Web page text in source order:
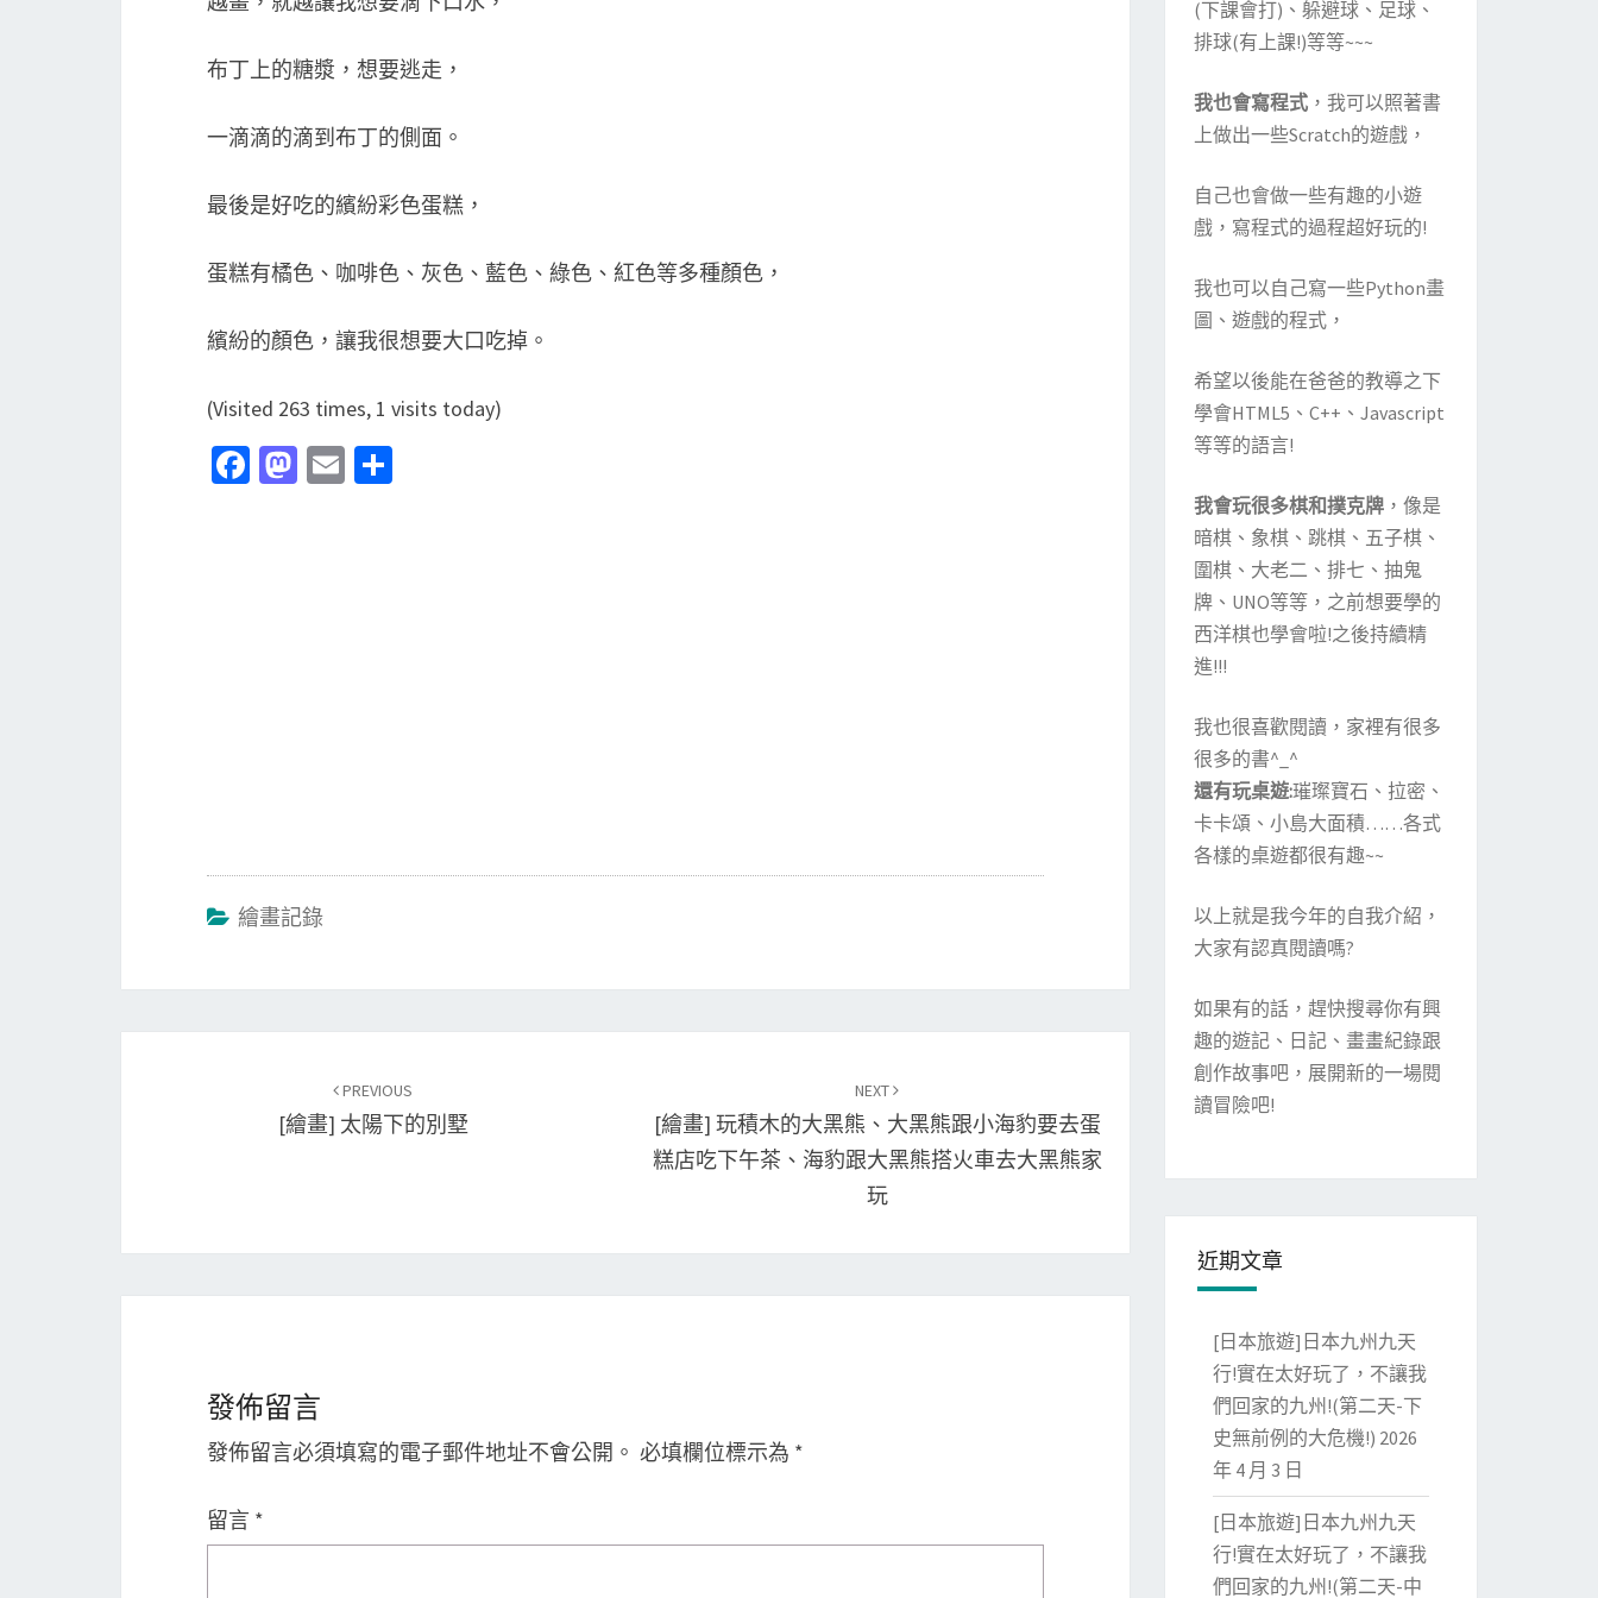
布丁上的糖漿，想要逃走，
一滴滴的滴到布丁的側面。
最後是好吃的繽紛彩色蛋糕，
蛋糕有橘色、咖啡色、灰色、藍色、綠色、紅色等多種顏色，
繽紛的顏色，讓我很想要大口吃掉。
(Visited 263 times, 1 visits today)
Fa M E
繪畫記錄
navigation
PREVIOUS
[繪畫] 太陽下的別墅
NEXT
[繪畫] 玩積木的大黑熊、大黑熊跟小海豹要去蛋
糕店吃下午茶、海豹跟大黑熊搭火車去大黑熊家
玩
發佈留言
發佈留言必須填寫的電子郵件地址不會公開。 必填欄位標示為 *
留言 *
(下課會打)、躲避球、足球、
排球(有上課!)等等~~~
我也會寫程式，我可以照著書
上做出一些Scratch的遊戲，
自己也會做一些有趣的小遊
戲，寫程式的過程超好玩的!
我也可以自己寫一些Python畫
圖、遊戲的程式，
希望以後能在爸爸的教導之下
學會HTML5、C++、Javascript
等等的語言!
我會玩很多棋和撲克牌，像是
暗棋、象棋、跳棋、五子棋、
圍棋、大老二、排七、抽鬼
牌、UNO等等，之前想要學的
西洋棋也學會啦!之後持續精
進!!!
我也很喜歡閱讀，家裡有很多
很多的書^_^
還有玩桌遊:璀璨寶石、拉密、
卡卡頌、小島大面積……各式
各樣的桌遊都很有趣~~
以上就是我今年的自我介紹，
大家有認真閱讀嗎?
如果有的話，趕快搜尋你有興
趣的遊記、日記、畫畫紀錄跟
創作故事吧，展開新的一場閱
讀冒險吧!
近期文章
[日本旅遊]日本九州九天
行!實在太好玩了，不讓我
們回家的九州!(第二天-下
史無前例的大危機!) 2026
年 4 月 3 日
[日本旅遊]日本九州九天
行!實在太好玩了，不讓我
們回家的九州!(第二天-中